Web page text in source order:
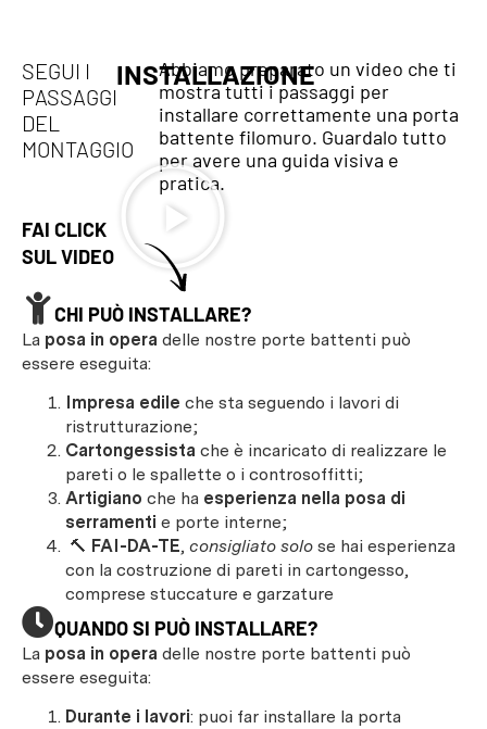
SEGUI I
PASSAGGI
DEL
MONTAGGIO
INSTALLAZIONE
Abbiamo preparato un video che ti
mostra tutti i passaggi per
installare correttamente una porta
battente filomuro. Guardalo tutto
per avere una guida visiva e
pratica.
FAI CLICK
SUL VIDEO
CHI PUÒ INSTALLARE?
La posa in opera delle nostre porte battenti può
essere eseguita:
Impresa edile che sta seguendo i lavori di
ristrutturazione;
Cartongessista che è incaricato di realizzare le
pareti o le spallette o i controsoffitti;
Artigiano che ha esperienza nella posa di
serramenti e porte interne;
🔨 FAI-DA-TE, consigliato solo se hai esperienza
con la costruzione di pareti in cartongesso,
comprese stuccature e garzature
QUANDO SI PUÒ INSTALLARE?
La posa in opera delle nostre porte battenti può
essere eseguita:
Durante i lavori: puoi far installare la porta